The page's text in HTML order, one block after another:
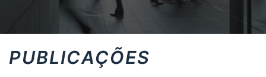
PUBLICAÇÕES